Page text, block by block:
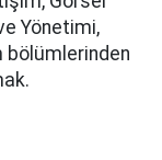
Yönetimi,
bölümlerinden